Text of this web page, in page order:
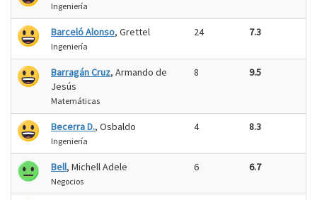
Ingeniería
Barceló Alonso, Grettel
Ingeniería
24 7.3
Barragán Cruz, Armando de
Jesús
Matemáticas
8 9.5
Becerra D., Osbaldo
Ingeniería
4 8.3
Bell, Michell Adele
Negocios
6 6.7